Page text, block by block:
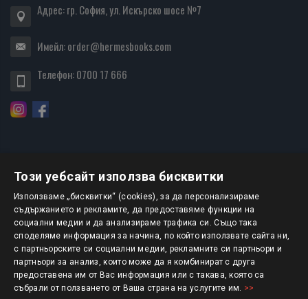
Адрес: гр. София, ул. Искърско шосе №7
Имейл:order@hermesbooks.com
Телефон:0700 17 666
БЮЛЕТИН
АБОНИРАНЕ
Авторско право © 2025 HERMESBOOKS.BG
Този уебсайт използва бисквитки
Използваме „бисквитки“ (cookies), за да персонализираме
съдържанието и рекламите, да предоставяме функции на
социални медии и да анализираме трафика си. Също така
споделяме информация за начина, по който използвате сайта ни,
с партньорските си социални медии, рекламните си партньори и
партньори за анализ, които може да я комбинират с друга
предоставена им от Вас информация или с такава, която са
събрали от ползването от Ваша страна на услугите им. >>